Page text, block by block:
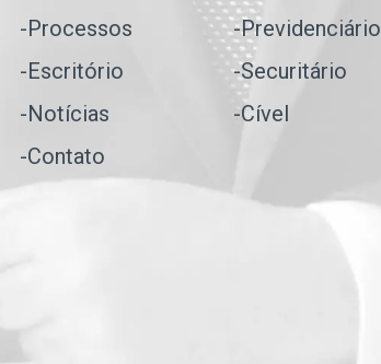
-Processos
-Escritório
-Notícias
-Contato
-Previdenciário
-Securitário
-Cível